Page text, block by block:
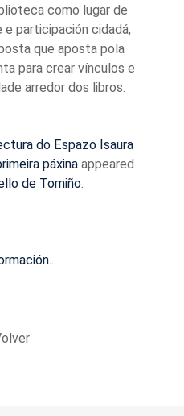
como lugar de
e participación cidadá,
que aposta pola
para crear vínculos e
arredor dos libros.
do Espazo Isaura
páxina appeared
de Tomiño.